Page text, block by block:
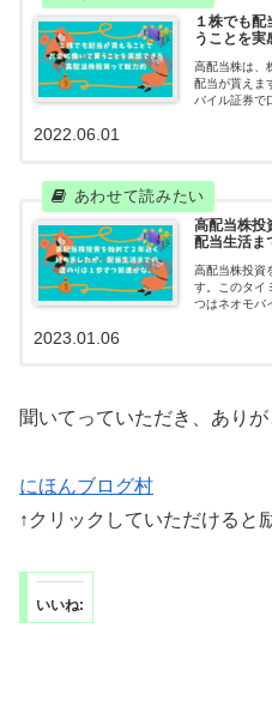
１株でも
うことを実
高配当株は、
配当が貰えま
バイル証券で
歩から。夢
2022.06.01
高配当株投
配当生活ま
高配当株投資
す。このタイ
つはネオモバ
かけ。新Ｎ
2023.01.06
聞いてっていただき、ありが
にほんブログ村
↑クリックしていただけると
いいね: